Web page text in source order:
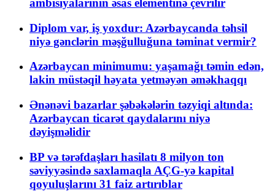
ambisiyalarının əsas elementinə çevrilir
Diplom var, iş yoxdur: Azərbaycanda təhsil
niyə gənclərin məşğulluğuna təminat vermir?
Azərbaycan minimumu: yaşamağı təmin edən,
lakin müstəqil həyata yetməyən əməkhaqqı
Ənənəvi bazarlar şəbəkələrin təzyiqi altında:
Azərbaycan ticarət qaydalarını niyə
dəyişməlidir
BP və tərəfdaşları hasilatı 8 milyon ton
səviyyəsində saxlamaqla AÇG-yə kapital
qoyuluşlarını 31 faiz artırıblar